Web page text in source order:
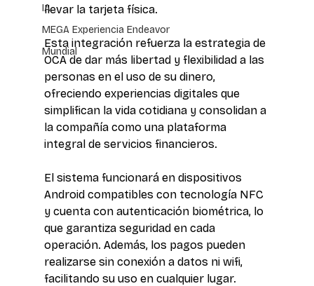
IA
MEGA Experiencia Endeavor
Mundial
llevar la tarjeta física.
Esta integración refuerza la estrategia de
OCA de dar más libertad y flexibilidad a las
personas en el uso de su dinero,
ofreciendo experiencias digitales que
simplifican la vida cotidiana y consolidan a
la compañía como una plataforma
integral de servicios financieros.
El sistema funcionará en dispositivos
Android compatibles con tecnología NFC
y cuenta con autenticación biométrica, lo
que garantiza seguridad en cada
operación. Además, los pagos pueden
realizarse sin conexión a datos ni wifi,
facilitando su uso en cualquier lugar.